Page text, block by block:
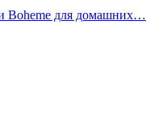
Boheme для домашних…